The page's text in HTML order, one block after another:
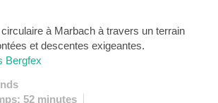
à Marbach à travers un terrain
et descentes exigeantes.
Bergfex
52 minutes